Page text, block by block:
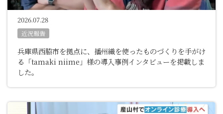
2026.07.28
近況報告
兵庫県西脇市を拠点に、播州織を使ったものづくりを手がけ
る「tamaki niime」様の導入事例インタビューを掲載しま
した。